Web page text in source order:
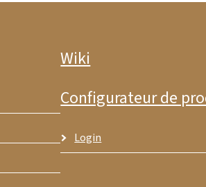
Wiki
Configurateur de
Login